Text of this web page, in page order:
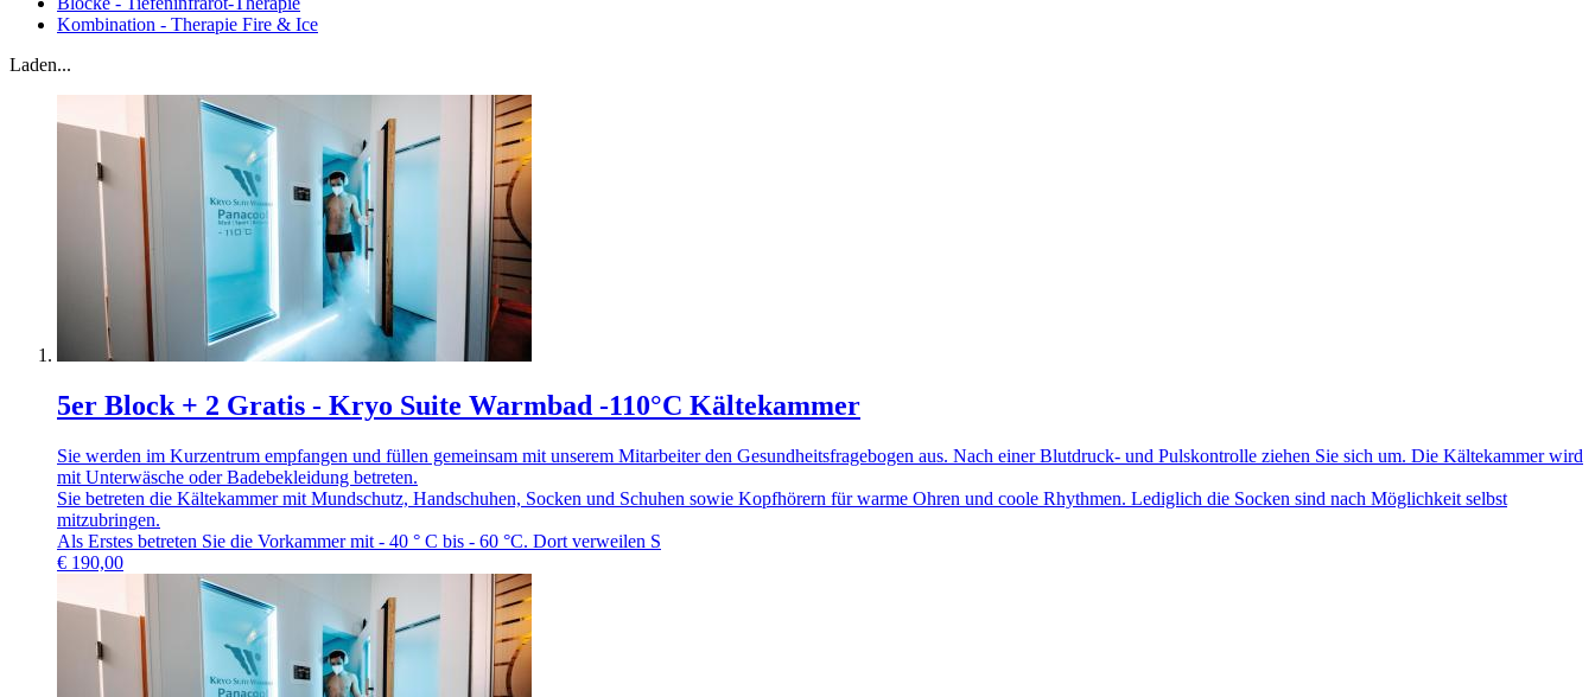
Kombination - Therapie Fire & Ice
Laden...
5er Block + 2 Gratis - Kryo Suite Warmbad -110°C Kältekammer
Sie werden im Kurzentrum empfangen und füllen gemeinsam mit unserem Mitarbeiter den Gesundheitsfragebogen aus. Nach einer Blutdruck- und Pulskontrolle ziehen Sie sich um. Die Kältekammer wird
mit Unterwäsche oder Badebekleidung betreten.
Sie betreten die Kältekammer mit Mundschutz, Handschuhen, Socken und Schuhen sowie Kopfhörern für warme Ohren und coole Rhythmen. Lediglich die Socken sind nach Möglichkeit selbst
mitzubringen.
Als Erstes betreten Sie die Vorkammer mit - 40 ° C bis - 60 °C. Dort verweilen S
€ 190,00